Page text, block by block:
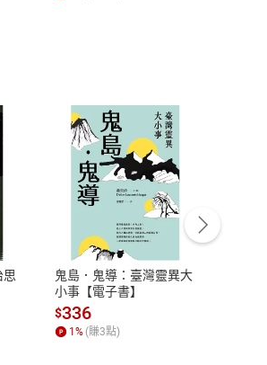
一到週五 10:00-12:00、
國定假日及例假日休息)
1857077
思
鬼島．鬼導：臺灣靈異大
小事【電子書】
$336
1% (賺3點)